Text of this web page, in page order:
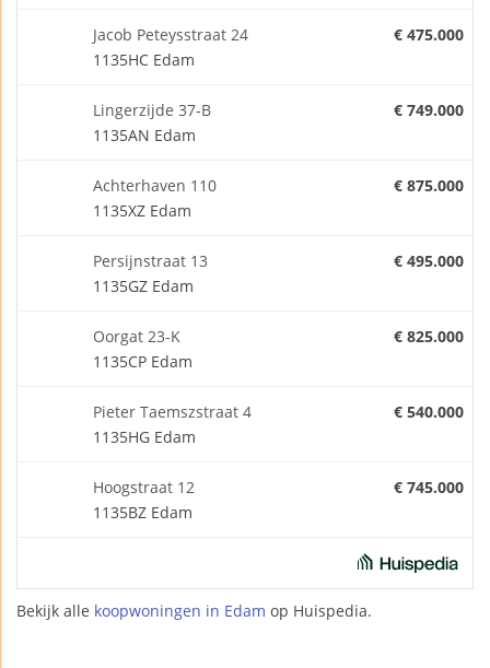
Jacob Peteysstraat 24
1135HC Edam
€ 475.000
Lingerzijde 37-B
1135AN Edam
€ 749.000
Achterhaven 110
1135XZ Edam
€ 875.000
Persijnstraat 13
1135GZ Edam
€ 495.000
Oorgat 23-K
1135CP Edam
€ 825.000
Pieter Taemszstraat 4
1135HG Edam
€ 540.000
Hoogstraat 12
1135BZ Edam
€ 745.000
Bekijk alle koopwoningen in Edam op Huispedia.